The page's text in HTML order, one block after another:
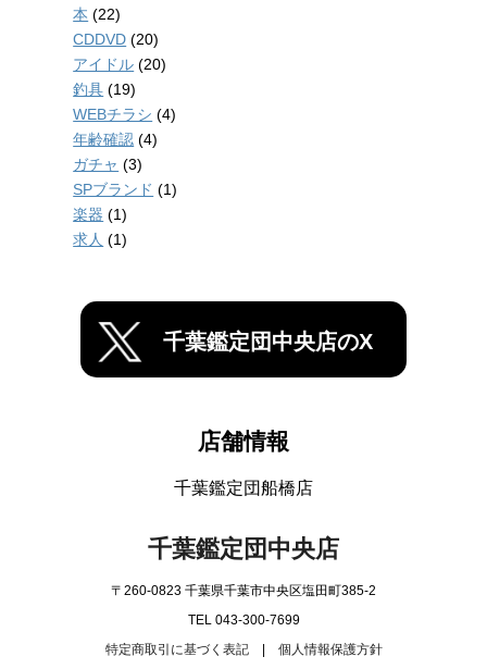
本 (22)
CDDVD (20)
アイドル (20)
釣具 (19)
WEBチラシ (4)
年齢確認 (4)
ガチャ (3)
SPブランド (1)
楽器 (1)
求人 (1)
千葉鑑定団中央店のX
店舗情報
千葉鑑定団船橋店
千葉鑑定団中央店
〒260-0823 千葉県千葉市中央区塩田町385-2
TEL 043-300-7699
特定商取引に基づく表記| 個人情報保護方針